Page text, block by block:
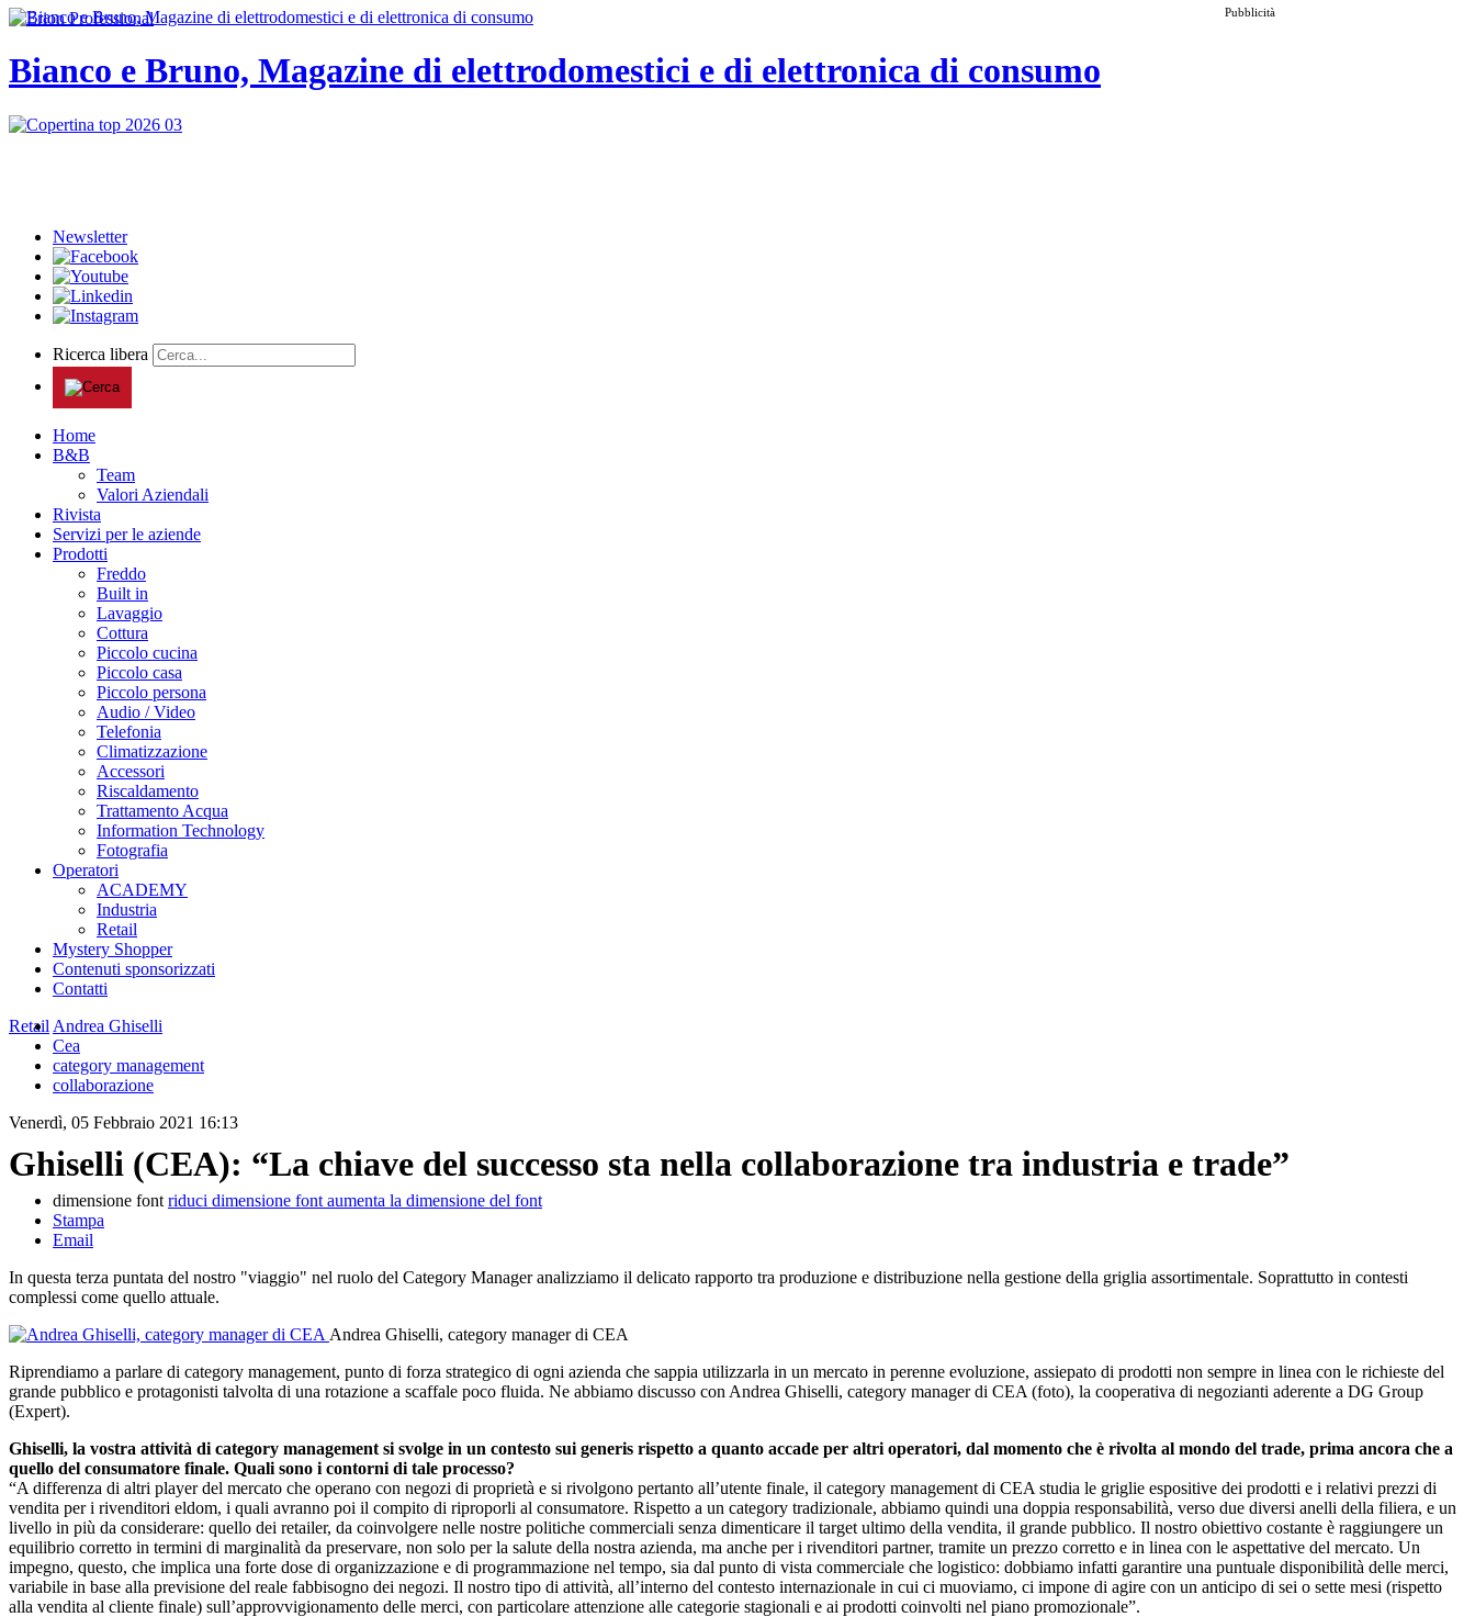
Pubblicità
Bianco e Bruno, Magazine di elettrodomestici e di elettronica di consumo
Newsletter
Ricerca libera
Home
B&B
Team
Valori Aziendali
Rivista
Servizi per le aziende
Prodotti
Freddo
Built in
Lavaggio
Cottura
Piccolo cucina
Piccolo casa
Piccolo persona
Audio / Video
Telefonia
Climatizzazione
Accessori
Riscaldamento
Trattamento Acqua
Information Technology
Fotografia
Operatori
ACADEMY
Industria
Retail
Mystery Shopper
Contenuti sponsorizzati
Contatti
Retail Andrea Ghiselli
Cea
category management
collaborazione
Venerdì, 05 Febbraio 2021 16:13
Ghiselli (CEA): “La chiave del successo sta nella collaborazione tra industria e trade”
dimensione font riduci dimensione font aumenta la dimensione del font
Stampa
Email
In questa terza puntata del nostro "viaggio" nel ruolo del Category Manager analizziamo il delicato rapporto tra produzione e distribuzione nella gestione della griglia assortimentale. Soprattutto in contesti
complessi come quello attuale.
Andrea Ghiselli, category manager di CEA
Riprendiamo a parlare di category management, punto di forza strategico di ogni azienda che sappia utilizzarla in un mercato in perenne evoluzione, assiepato di prodotti non sempre in linea con le richieste del
grande pubblico e protagonisti talvolta di una rotazione a scaffale poco fluida. Ne abbiamo discusso con Andrea Ghiselli, category manager di CEA (foto), la cooperativa di negozianti aderente a DG Group
(Expert).
Ghiselli, la vostra attività di category management si svolge in un contesto sui generis rispetto a quanto accade per altri operatori, dal momento che è rivolta al mondo del trade, prima ancora che a
quello del consumatore finale. Quali sono i contorni di tale processo?
“A differenza di altri player del mercato che operano con negozi di proprietà e si rivolgono pertanto all’utente finale, il category management di CEA studia le griglie espositive dei prodotti e i relativi prezzi di
vendita per i rivenditori eldom, i quali avranno poi il compito di riproporli al consumatore. Rispetto a un category tradizionale, abbiamo quindi una doppia responsabilità, verso due diversi anelli della filiera, e un
livello in più da considerare: quello dei retailer, da coinvolgere nelle nostre politiche commerciali senza dimenticare il target ultimo della vendita, il grande pubblico. Il nostro obiettivo costante è raggiungere un
equilibrio corretto in termini di marginalità da preservare, non solo per la salute della nostra azienda, ma anche per i rivenditori partner, tramite un prezzo corretto e in linea con le aspettative del mercato. Un
impegno, questo, che implica una forte dose di organizzazione e di programmazione nel tempo, sia dal punto di vista commerciale che logistico: dobbiamo infatti garantire una puntuale disponibilità delle merci,
variabile in base alla previsione del reale fabbisogno dei negozi. Il nostro tipo di attività, all’interno del contesto internazionale in cui ci muoviamo, ci impone di agire con un anticipo di sei o sette mesi (rispetto
alla vendita al cliente finale) sull’approvvigionamento delle merci, con particolare attenzione alle categorie stagionali e ai prodotti coinvolti nel piano promozionale”.